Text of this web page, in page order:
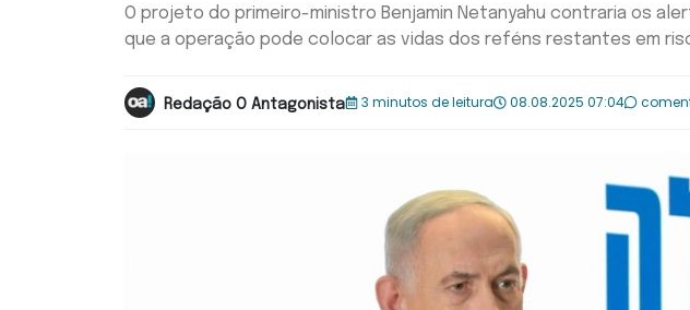
O projeto do primeiro-ministro Benjamin Netanyahu contraria os
que a operação pode colocar as vidas dos reféns restantes em
Redação O Antagonista 3 minutos de leitura 08.08.2025 07:04